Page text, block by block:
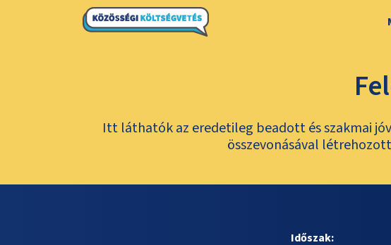
Itt láthatók az eredetileg beadott és szakmai
összevonásával
Időszak: